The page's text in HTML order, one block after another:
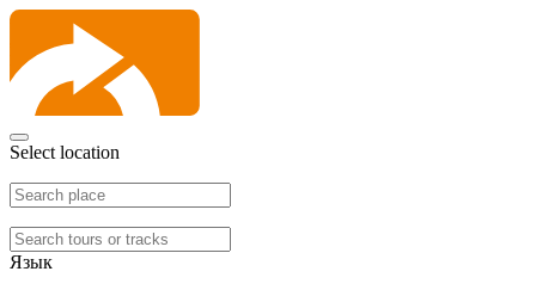
Select location
Язык